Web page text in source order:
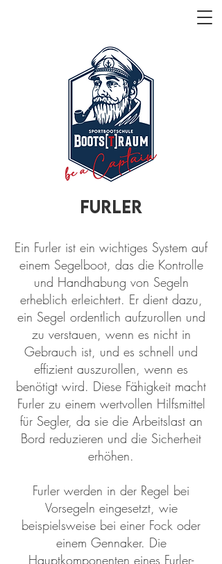
Furler
Ein Furler ist ein wichtiges System auf
einem Segelboot, das die Kontrolle
und Handhabung von Segeln
erheblich erleichtert. Er dient dazu,
ein Segel ordentlich aufzurollen und
zu verstauen, wenn es nicht in
Gebrauch ist, und es schnell und
effizient auszurollen, wenn es
benötigt wird. Diese Fähigkeit macht
Furler zu einem wertvollen Hilfsmittel
für Segler, da sie die Arbeitslast an
Bord reduzieren und die Sicherheit
erhöhen.
Furler werden in der Regel bei
Vorsegeln eingesetzt, wie
beispielsweise bei einer Fock oder
einem Gennaker. Die
Hauptkomponenten eines Furler-